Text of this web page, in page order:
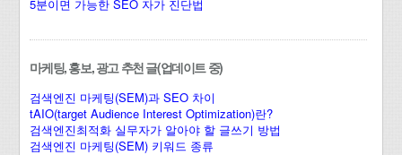
5분이면 가능한 SEO 자가 진단법
마케팅, 홍보, 광고 추천 글(업데이트 중)
검색엔진 마케팅(SEM)과 SEO 차이
tAIO(target Audience Interest Optimization)란?
검색엔진최적화 실무자가 알아야 할 글쓰기 방법
검색엔진 마케팅(SEM) 키워드 종류